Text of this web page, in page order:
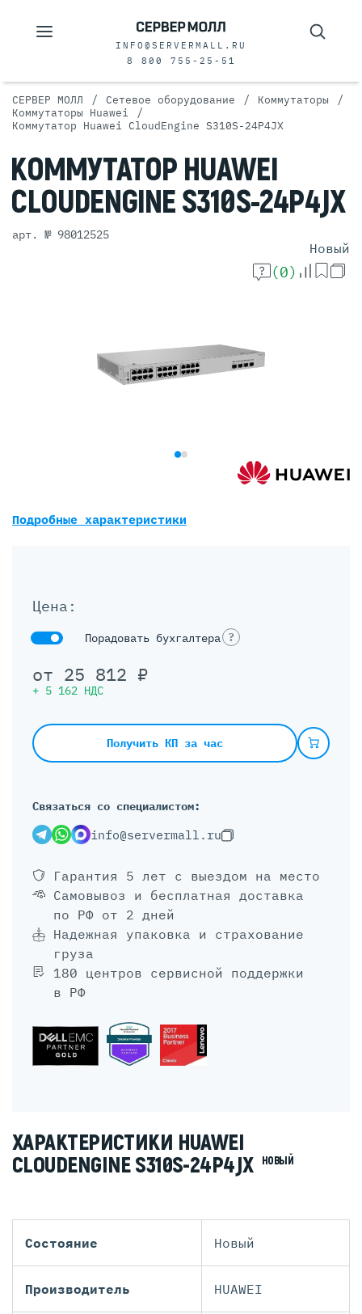
INFO@SERVERMALL.RU
8 800 755-25-51
СЕРВЕР МОЛЛ / Сетевое оборудование / Коммутаторы /
Коммутаторы Huawei /
Коммутатор Huawei CloudEngine S310S-24P4JX
КОММУТАТОР HUAWEI
CLOUDENGINES310S-24P4JX
арт. № 98012525
Новый
(0)
Цена:
Порадовать бухгалтера ?
от 25 812 ₽
+ 5 162 НДС
Получить КП за час
Связаться со специалистом:
info@servermall.ru
Гарантия 5 лет с выездом на место
Самовывоз и бесплатная доставка
по РФ от 2 дней
Надежная упаковка и страхование
груза
180 центров сервисной поддержки
в РФ
Подробные характеристики
ХАРАКТЕРИСТИКИ HUAWEI
CLOUDENGINE S310S-24P4JX
НОВЫЙ
Состояние Новый
Производитель HUAWEI